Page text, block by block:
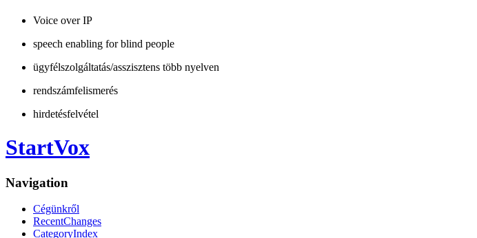
Voice over IP
speech enabling for blind people
ügyfélszolgáltatás/asszisztens több nyelven
rendszámfelismerés
hirdetésfelvétel
StartVox
Navigation
Cégünkről
RecentChanges
CategoryIndex